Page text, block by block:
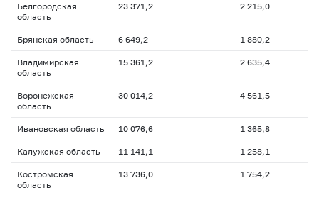
Белгородская
область
23 371,2 2 215,0
Брянская область 6 649,2 1 880,2
Владимирская
область
15 361,2 2 635,4
Воронежская
область
30 014,2 4 561,5
Ивановская область 10 076,6 1 365,8
Калужская область 11 141,1 1 258,1
Костромская
область
13 736,0 1 754,2